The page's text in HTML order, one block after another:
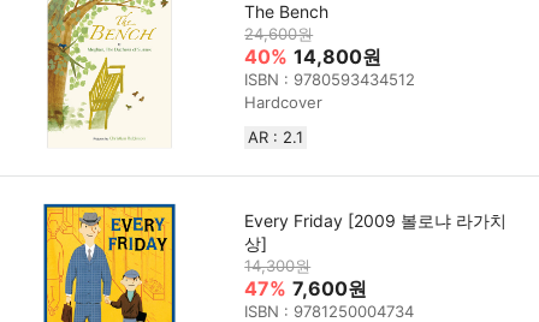
The Bench
24,600원
40% 14,800원
ISBN : 9780593434512
Hardcover
AR : 2.1
Every Friday [2009 볼로냐 라가치
상]
14,300원
47% 7,600원
ISBN : 9781250004734